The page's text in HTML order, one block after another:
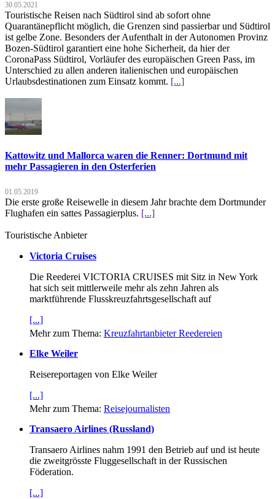
30.05.2021
Touristische Reisen nach Südtirol sind ab sofort ohne
Quarantänepflicht möglich, die Grenzen sind passierbar und Südtirol
ist gelbe Zone. Besonders der Aufenthalt in der Autonomen Provinz
Bozen-Südtirol garantiert eine hohe Sicherheit, da hier der
CoronaPass Südtirol, Vorläufer des europäischen Green Pass, im
Unterschied zu allen anderen italienischen und europäischen
Urlaubsdestinationen zum Einsatz kommt. [...]
Kattowitz und Mallorca waren die Renner: Dortmund mit
mehr Passagieren in den Osterferien
01.05.2019
Die erste große Reisewelle in diesem Jahr brachte dem Dortmunder
Flughafen ein sattes Passagierplus. [...]
Touristische Anbieter
Victoria Cruises
Die Reederei VICTORIA CRUISES mit Sitz in New York
hat sich seit mittlerweile mehr als zehn Jahren als
marktführende Flusskreuzfahrtsgesellschaft auf
[...]
Mehr zum Thema: Kreuzfahrtanbieter Reedereien
Elke Weiler
Reisereportagen von Elke Weiler
[...]
Mehr zum Thema: Reisejournalisten
Transaero Airlines (Russland)
Transaero Airlines nahm 1991 den Betrieb auf und ist heute
die zweitgrösste Fluggesellschaft in der Russischen
Föderation.
[...]